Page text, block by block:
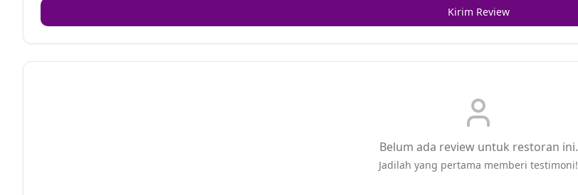
Kirim Review
Belum ada review untuk restoran ini.
Jadilah yang pertama memberi testimoni!